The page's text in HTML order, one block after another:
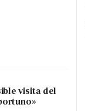
visita del